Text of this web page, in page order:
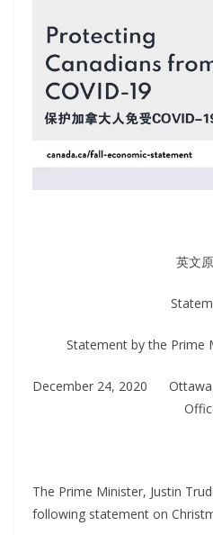
英文
Statement by the Prime
December 24, 2020
The Prime Minister, Justin
following statement on